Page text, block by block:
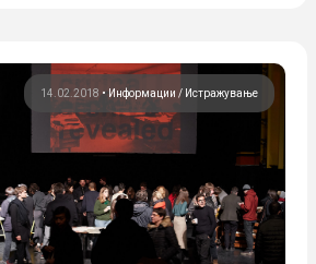
14.02.2018 • Информации Истражување